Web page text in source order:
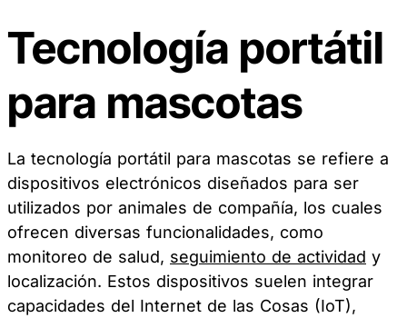
Tecnología portátil
para mascotas
La tecnología portátil para mascotas se refiere a
dispositivos electrónicos diseñados para ser
utilizados por animales de compañía, los cuales
ofrecen diversas funcionalidades, como
monitoreo de salud, seguimiento de actividad y
localización. Estos dispositivos suelen integrar
capacidades del Internet de las Cosas (IoT),